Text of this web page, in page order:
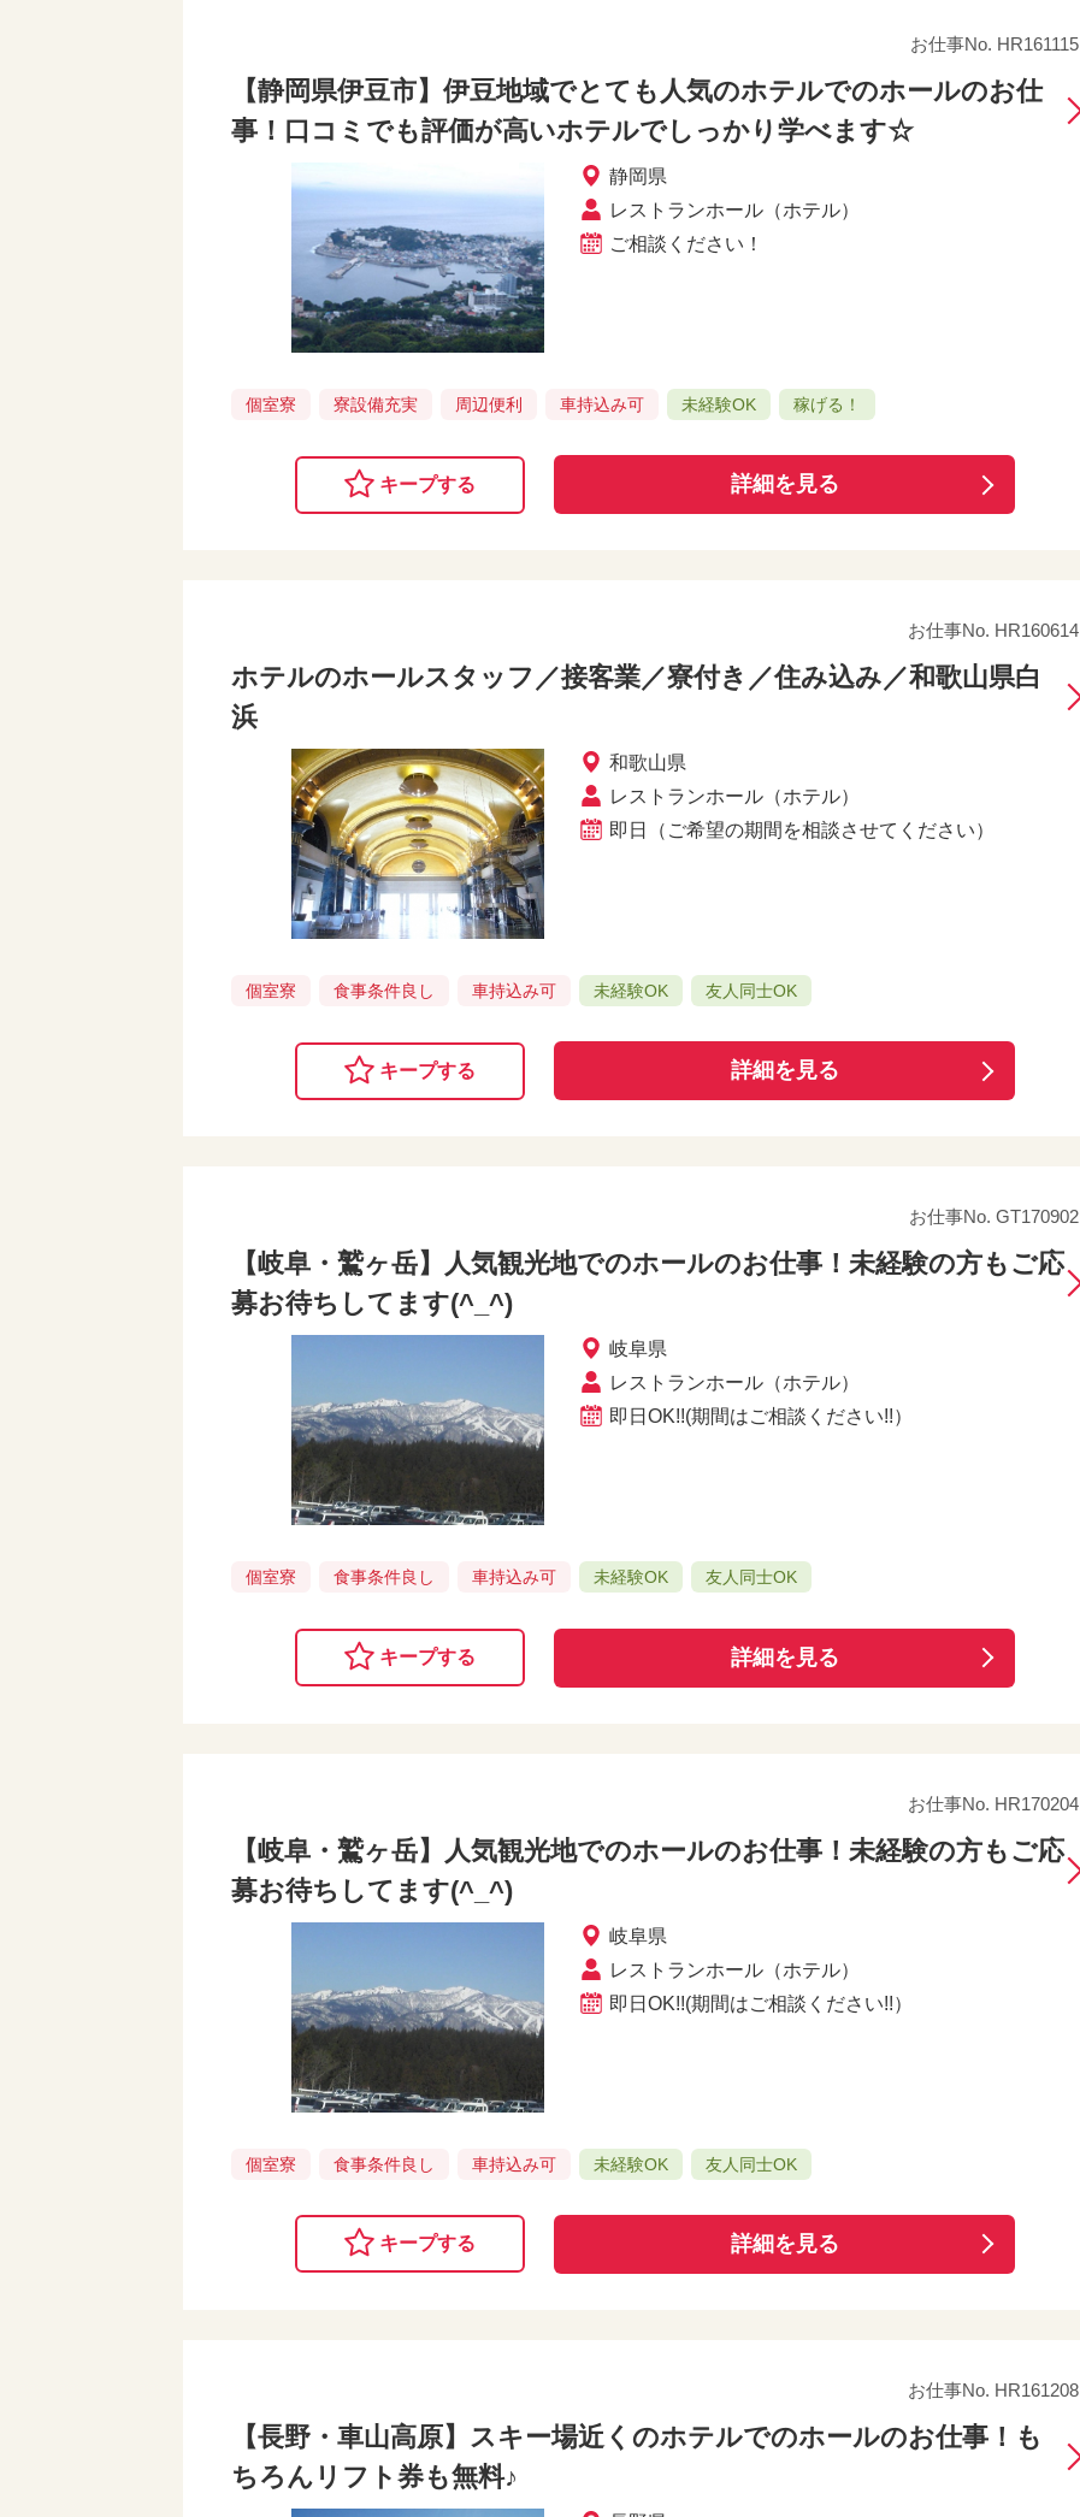
お仕事No. HR161115
【静岡県伊豆市】伊豆地域でとても人気のホテルでのホールのお仕
事！口コミでも評価が高いホテルでしっかり学べます☆
静岡県
レストランホール（ホテル）
ご相談ください！
個室寮 寮設備充実 周辺便利 車持込み可 未経験OK 稼げる！
キープする 詳細を見る
お仕事No. HR160614
ホテルのホールスタッフ／接客業／寮付き／住み込み／和歌山県白
浜
和歌山県
レストランホール（ホテル）
即日（ご希望の期間を相談させてください）
個室寮 食事条件良し 車持込み可 未経験OK 友人同士OK
キープする 詳細を見る
お仕事No. GT170902
【岐阜・鷲ヶ岳】人気観光地でのホールのお仕事！未経験の方もご応
募お待ちしてます(^_^)
岐阜県
レストランホール（ホテル）
即日OK!!(期間はご相談ください!!）
個室寮 食事条件良し 車持込み可 未経験OK 友人同士OK
キープする 詳細を見る
お仕事No. HR170204
【岐阜・鷲ヶ岳】人気観光地でのホールのお仕事！未経験の方もご応
募お待ちしてます(^_^)
岐阜県
レストランホール（ホテル）
即日OK!!(期間はご相談ください!!）
個室寮 食事条件良し 車持込み可 未経験OK 友人同士OK
キープする 詳細を見る
お仕事No. HR161208
【長野・車山高原】スキー場近くのホテルでのホールのお仕事！も
ちろんリフト券も無料♪